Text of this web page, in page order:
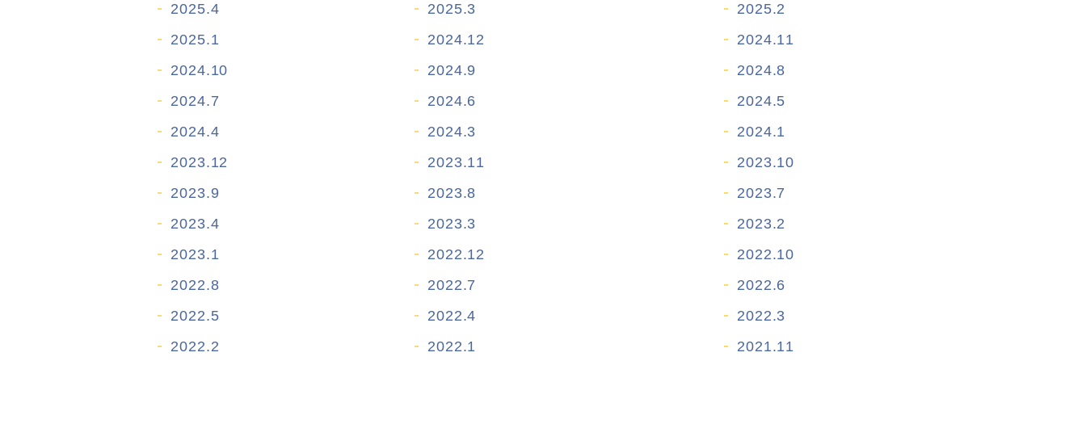
2025.4
2025.3
2025.2
2025.1
2024.12
2024.11
2024.10
2024.9
2024.8
2024.7
2024.6
2024.5
2024.4
2024.3
2024.1
2023.12
2023.11
2023.10
2023.9
2023.8
2023.7
2023.4
2023.3
2023.2
2023.1
2022.12
2022.10
2022.8
2022.7
2022.6
2022.5
2022.4
2022.3
2022.2
2022.1 2021.11